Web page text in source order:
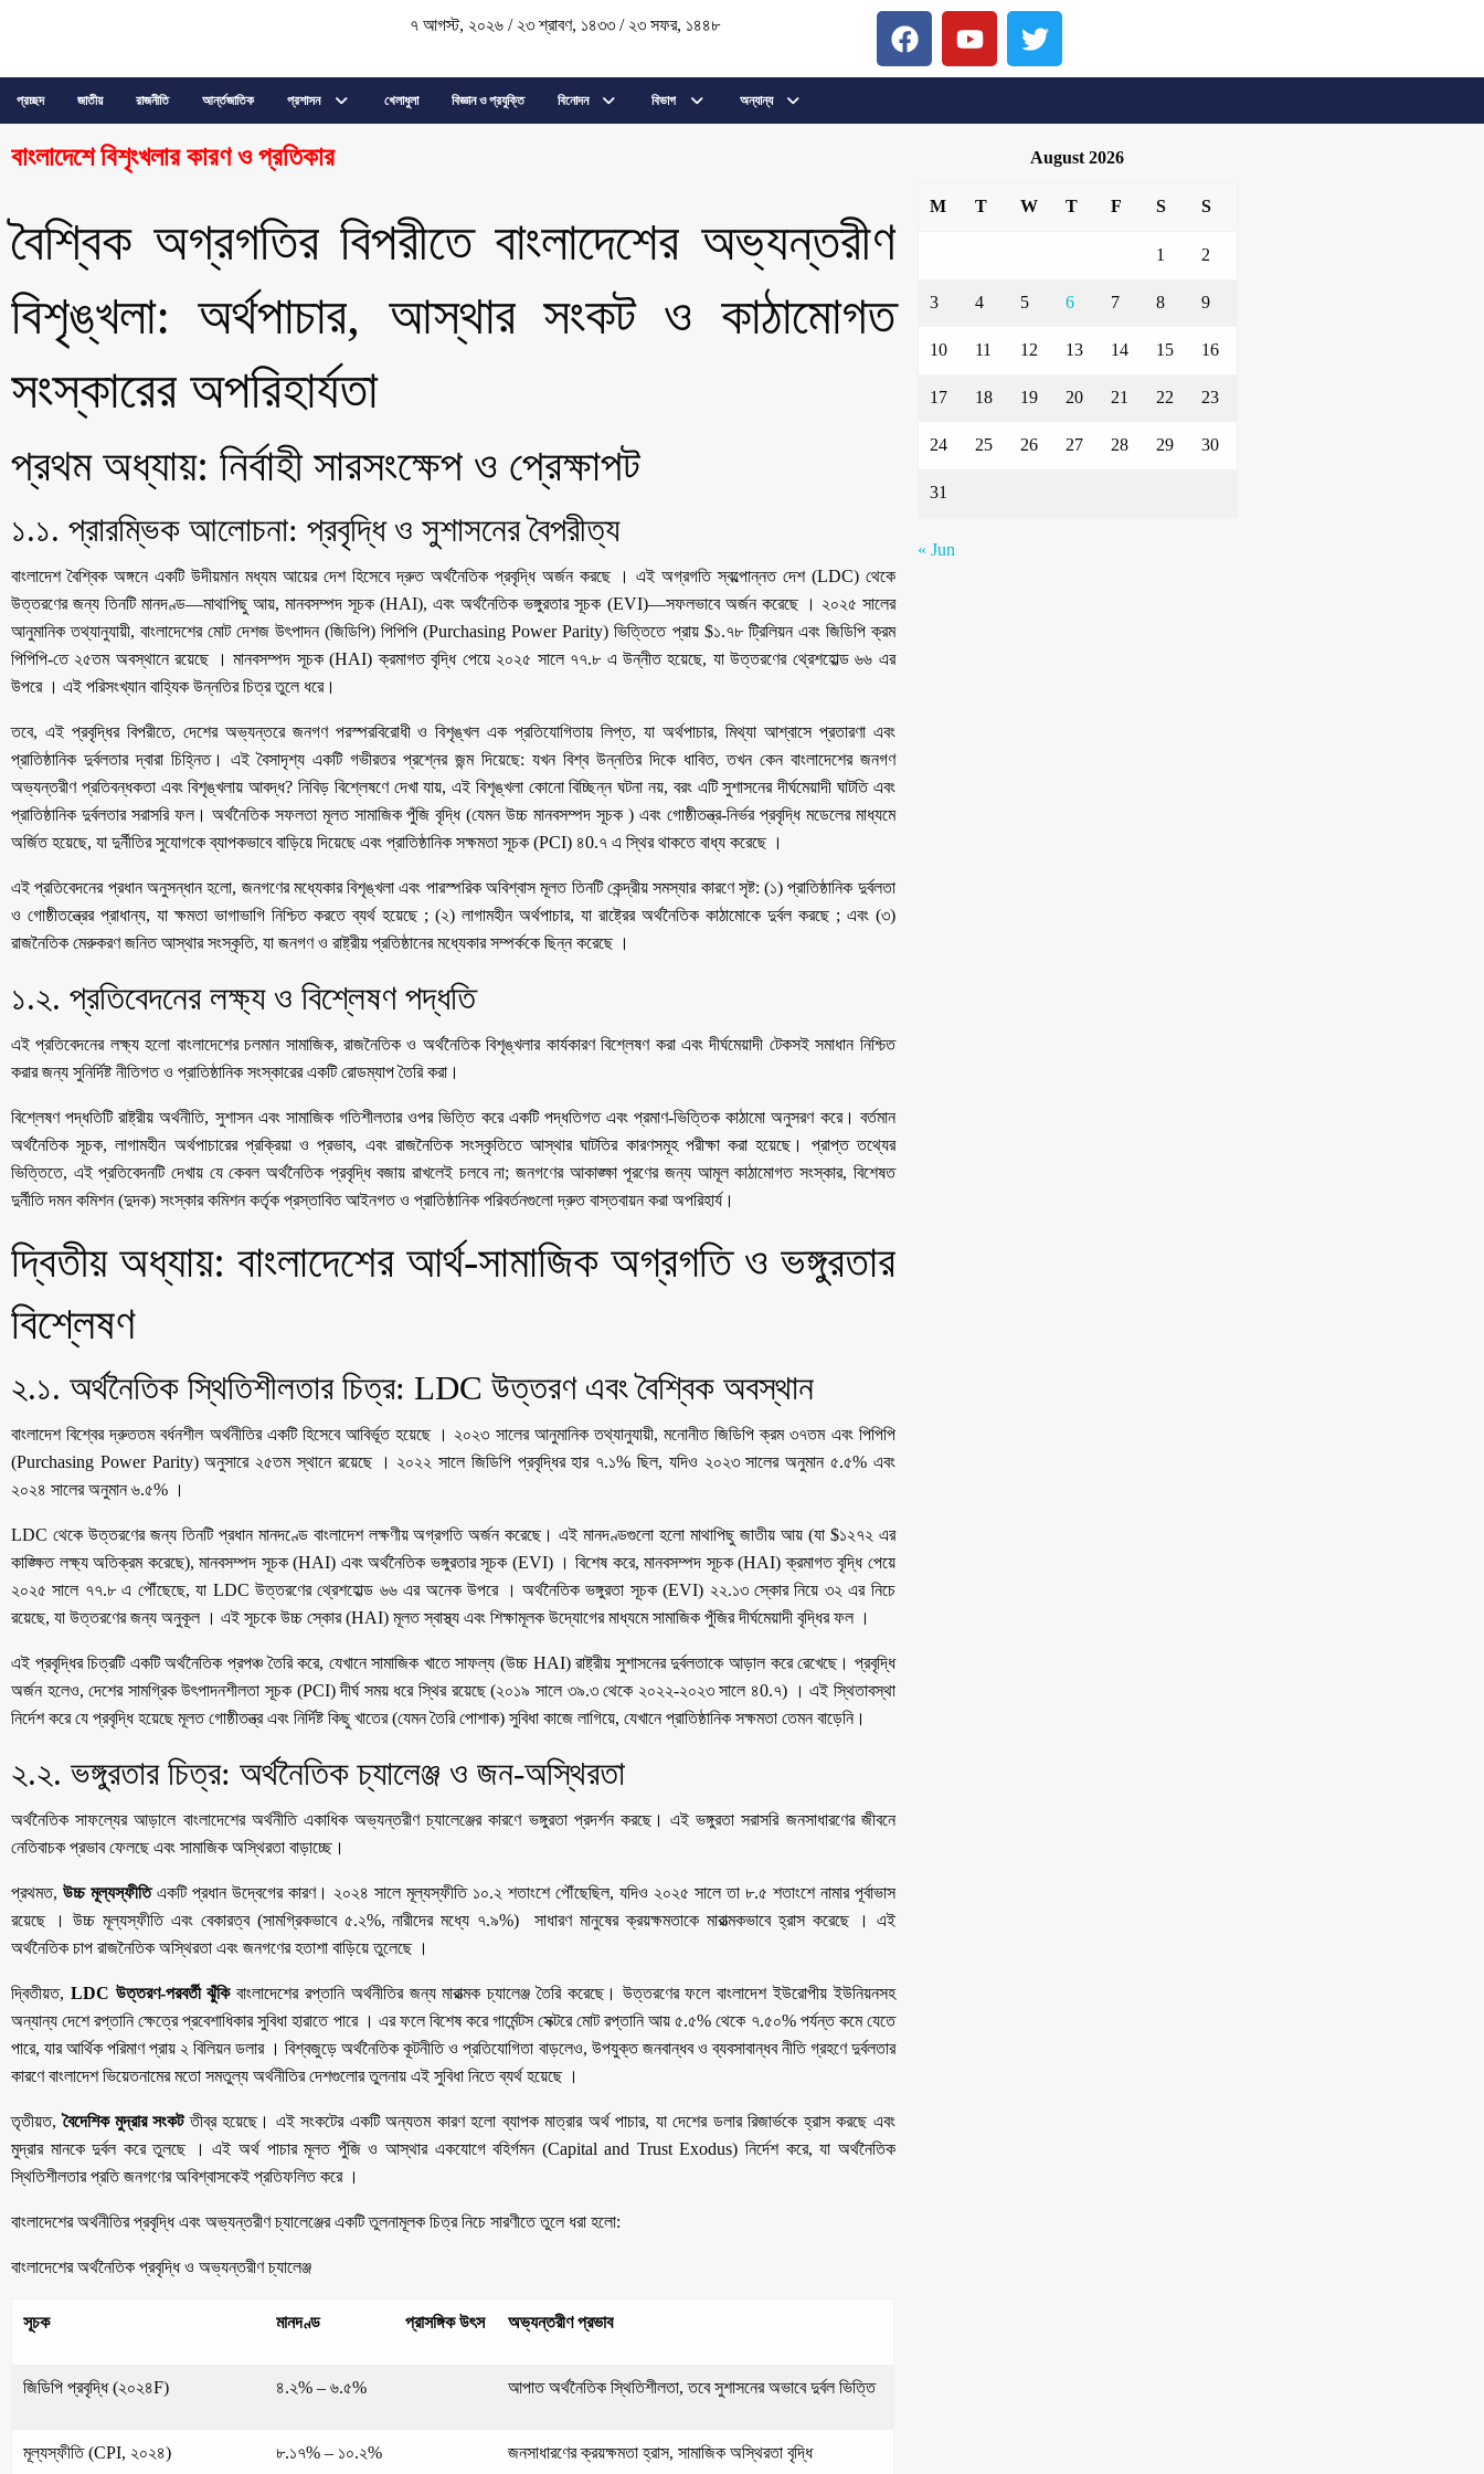
৭ আগস্ট, ২০২৬/ ২৩ শ্রাবণ, ১৪৩৩/ ২৩ সফর, ১৪৪৮
প্রচ্ছদ জাতীয় রাজনীতি আর্ন্তজাতিক প্রশাসন খেলাধুলা বিজ্ঞান ও প্রযুক্তি বিনোদন বিভাগ অন্যান্য
বাংলাদেশে বিশৃংখলার কারণ ও প্রতিকার
বৈশ্বিক অগ্রগতির বিপরীতে বাংলাদেশের অভ্যন্তরীণ
বিশৃঙ্খলা: অর্থপাচার, আস্থার সংকট ও কাঠামোগত
সংস্কারের অপরিহার্যতা
​প্রথম অধ্যায়: নির্বাহী সারসংক্ষেপ ও প্রেক্ষাপট
​১.১. প্রারম্ভিক আলোচনা: প্রবৃদ্ধি ও সুশাসনের বৈপরীত্য
​বাংলাদেশ বৈশ্বিক অঙ্গনে একটি উদীয়মান মধ্যম আয়ের দেশ হিসেবে দ্রুত অর্থনৈতিক প্রবৃদ্ধি অর্জন করছে । এই অগ্রগতি স্বল্পোন্নত দেশ (LDC) থেকে
উত্তরণের জন্য তিনটি মানদণ্ড—মাথাপিছু আয়, মানবসম্পদ সূচক (HAI), এবং অর্থনৈতিক ভঙ্গুরতার সূচক (EVI)—সফলভাবে অর্জন করেছে । ২০২৫ সালের
আনুমানিক তথ্যানুযায়ী, বাংলাদেশের মোট দেশজ উৎপাদন (জিডিপি) পিপিপি (Purchasing Power Parity) ভিত্তিতে প্রায় $১.৭৮ ট্রিলিয়ন এবং জিডিপি ক্রম
পিপিপি-তে ২৫তম অবস্থানে রয়েছে । মানবসম্পদ সূচক (HAI) ক্রমাগত বৃদ্ধি পেয়ে ২০২৫ সালে ৭৭.৮ এ উন্নীত হয়েছে, যা উত্তরণের থ্রেশহোল্ড ৬৬ এর
উপরে । এই পরিসংখ্যান বাহ্যিক উন্নতির চিত্র তুলে ধরে।
​তবে, এই প্রবৃদ্ধির বিপরীতে, দেশের অভ্যন্তরে জনগণ পরস্পরবিরোধী ও বিশৃঙ্খল এক প্রতিযোগিতায় লিপ্ত, যা অর্থপাচার, মিথ্যা আশ্বাসে প্রতারণা এবং
প্রাতিষ্ঠানিক দুর্বলতার দ্বারা চিহ্নিত। এই বৈসাদৃশ্য একটি গভীরতর প্রশ্নের জন্ম দিয়েছে: যখন বিশ্ব উন্নতির দিকে ধাবিত, তখন কেন বাংলাদেশের জনগণ
অভ্যন্তরীণ প্রতিবন্ধকতা এবং বিশৃঙ্খলায় আবদ্ধ? নিবিড় বিশ্লেষণে দেখা যায়, এই বিশৃঙ্খলা কোনো বিচ্ছিন্ন ঘটনা নয়, বরং এটি সুশাসনের দীর্ঘমেয়াদী ঘাটতি এবং
প্রাতিষ্ঠানিক দুর্বলতার সরাসরি ফল। অর্থনৈতিক সফলতা মূলত সামাজিক পুঁজি বৃদ্ধি (যেমন উচ্চ মানবসম্পদ সূচক ) এবং গোষ্ঠীতন্ত্র-নির্ভর প্রবৃদ্ধি মডেলের মাধ্যমে
অর্জিত হয়েছে, যা দুর্নীতির সুযোগকে ব্যাপকভাবে বাড়িয়ে দিয়েছে এবং প্রাতিষ্ঠানিক সক্ষমতা সূচক (PCI) ৪0.৭ এ স্থির থাকতে বাধ্য করেছে ।
​এই প্রতিবেদনের প্রধান অনুসন্ধান হলো, জনগণের মধ্যেকার বিশৃঙ্খলা এবং পারস্পরিক অবিশ্বাস মূলত তিনটি কেন্দ্রীয় সমস্যার কারণে সৃষ্ট: (১) প্রাতিষ্ঠানিক দুর্বলতা
ও গোষ্ঠীতন্ত্রের প্রাধান্য, যা ক্ষমতা ভাগাভাগি নিশ্চিত করতে ব্যর্থ হয়েছে ; (২) লাগামহীন অর্থপাচার, যা রাষ্ট্রের অর্থনৈতিক কাঠামোকে দুর্বল করছে ; এবং (৩)
রাজনৈতিক মেরুকরণ জনিত আস্থার সংস্কৃতি, যা জনগণ ও রাষ্ট্রীয় প্রতিষ্ঠানের মধ্যেকার সম্পর্ককে ছিন্ন করেছে ।
​১.২. প্রতিবেদনের লক্ষ্য ও বিশ্লেষণ পদ্ধতি
​এই প্রতিবেদনের লক্ষ্য হলো বাংলাদেশের চলমান সামাজিক, রাজনৈতিক ও অর্থনৈতিক বিশৃঙ্খলার কার্যকারণ বিশ্লেষণ করা এবং দীর্ঘমেয়াদী টেকসই সমাধান নিশ্চিত
করার জন্য সুনির্দিষ্ট নীতিগত ও প্রাতিষ্ঠানিক সংস্কারের একটি রোডম্যাপ তৈরি করা।
​বিশ্লেষণ পদ্ধতিটি রাষ্ট্রীয় অর্থনীতি, সুশাসন এবং সামাজিক গতিশীলতার ওপর ভিত্তি করে একটি পদ্ধতিগত এবং প্রমাণ-ভিত্তিক কাঠামো অনুসরণ করে। বর্তমান
অর্থনৈতিক সূচক, লাগামহীন অর্থপাচারের প্রক্রিয়া ও প্রভাব, এবং রাজনৈতিক সংস্কৃতিতে আস্থার ঘাটতির কারণসমূহ পরীক্ষা করা হয়েছে। প্রাপ্ত তথ্যের
ভিত্তিতে, এই প্রতিবেদনটি দেখায় যে কেবল অর্থনৈতিক প্রবৃদ্ধি বজায় রাখলেই চলবে না; জনগণের আকাঙ্ক্ষা পূরণের জন্য আমূল কাঠামোগত সংস্কার, বিশেষত
দুর্নীতি দমন কমিশন (দুদক) সংস্কার কমিশন কর্তৃক প্রস্তাবিত আইনগত ও প্রাতিষ্ঠানিক পরিবর্তনগুলো দ্রুত বাস্তবায়ন করা অপরিহার্য।
​দ্বিতীয় অধ্যায়: বাংলাদেশের আর্থ-সামাজিক অগ্রগতি ও ভঙ্গুরতার
বিশ্লেষণ
​২.১. অর্থনৈতিক স্থিতিশীলতার চিত্র: LDC উত্তরণ এবং বৈশ্বিক অবস্থান
​বাংলাদেশ বিশ্বের দ্রুততম বর্ধনশীল অর্থনীতির একটি হিসেবে আবির্ভূত হয়েছে । ২০২৩ সালের আনুমানিক তথ্যানুযায়ী, মনোনীত জিডিপি ক্রম ৩৭তম এবং পিপিপি
(Purchasing Power Parity) অনুসারে ২৫তম স্থানে রয়েছে । ২০২২ সালে জিডিপি প্রবৃদ্ধির হার ৭.১% ছিল, যদিও ২০২৩ সালের অনুমান ৫.৫% এবং
২০২৪ সালের অনুমান ৬.৫% ।
​LDC থেকে উত্তরণের জন্য তিনটি প্রধান মানদণ্ডে বাংলাদেশ লক্ষণীয় অগ্রগতি অর্জন করেছে। এই মানদণ্ডগুলো হলো মাথাপিছু জাতীয় আয় (যা $১২৭২ এর
কাঙ্ক্ষিত লক্ষ্য অতিক্রম করেছে), মানবসম্পদ সূচক (HAI) এবং অর্থনৈতিক ভঙ্গুরতার সূচক (EVI) । বিশেষ করে, মানবসম্পদ সূচক (HAI) ক্রমাগত বৃদ্ধি পেয়ে
২০২৫ সালে ৭৭.৮ এ পৌঁছেছে, যা LDC উত্তরণের থ্রেশহোল্ড ৬৬ এর অনেক উপরে । অর্থনৈতিক ভঙ্গুরতা সূচক (EVI) ২২.১৩ স্কোর নিয়ে ৩২ এর নিচে
রয়েছে, যা উত্তরণের জন্য অনুকূল । এই সূচকে উচ্চ স্কোর (HAI) মূলত স্বাস্থ্য এবং শিক্ষামূলক উদ্যোগের মাধ্যমে সামাজিক পুঁজির দীর্ঘমেয়াদী বৃদ্ধির ফল ।
​এই প্রবৃদ্ধির চিত্রটি একটি অর্থনৈতিক প্রপঞ্চ তৈরি করে, যেখানে সামাজিক খাতে সাফল্য (উচ্চ HAI) রাষ্ট্রীয় সুশাসনের দুর্বলতাকে আড়াল করে রেখেছে। প্রবৃদ্ধি
অর্জন হলেও, দেশের সামগ্রিক উৎপাদনশীলতা সূচক (PCI) দীর্ঘ সময় ধরে স্থির রয়েছে (২০১৯ সালে ৩৯.৩ থেকে ২০২২-২০২৩ সালে ৪0.৭) । এই স্থিতাবস্থা
নির্দেশ করে যে প্রবৃদ্ধি হয়েছে মূলত গোষ্ঠীতন্ত্র এবং নির্দিষ্ট কিছু খাতের (যেমন তৈরি পোশাক) সুবিধা কাজে লাগিয়ে, যেখানে প্রাতিষ্ঠানিক সক্ষমতা তেমন বাড়েনি।
​২.২. ভঙ্গুরতার চিত্র: অর্থনৈতিক চ্যালেঞ্জ ও জন-অস্থিরতা
​অর্থনৈতিক সাফল্যের আড়ালে বাংলাদেশের অর্থনীতি একাধিক অভ্যন্তরীণ চ্যালেঞ্জের কারণে ভঙ্গুরতা প্রদর্শন করছে। এই ভঙ্গুরতা সরাসরি জনসাধারণের জীবনে
নেতিবাচক প্রভাব ফেলছে এবং সামাজিক অস্থিরতা বাড়াচ্ছে।
​প্রথমত, উচ্চ মূল্যস্ফীতিএকটি প্রধান উদ্বেগের কারণ। ২০২৪ সালে মূল্যস্ফীতি ১০.২ শতাংশে পৌঁছেছিল, যদিও ২০২৫ সালে তা ৮.৫ শতাংশে নামার পূর্বাভাস
রয়েছে । উচ্চ মূল্যস্ফীতি এবং বেকারত্ব (সামগ্রিকভাবে ৫.২%, নারীদের মধ্যে ৭.৯%) সাধারণ মানুষের ক্রয়ক্ষমতাকে মারাত্মকভাবে হ্রাস করেছে । এই
অর্থনৈতিক চাপ রাজনৈতিক অস্থিরতা এবং জনগণের হতাশা বাড়িয়ে তুলেছে ।
​দ্বিতীয়ত, LDC উত্তরণ-পরবর্তী ঝুঁকিবাংলাদেশের রপ্তানি অর্থনীতির জন্য মারাত্মক চ্যালেঞ্জ তৈরি করেছে। উত্তরণের ফলে বাংলাদেশ ইউরোপীয় ইউনিয়নসহ
অন্যান্য দেশে রপ্তানি ক্ষেত্রে প্রবেশাধিকার সুবিধা হারাতে পারে । এর ফলে বিশেষ করে গার্মেন্টস সেক্টরে মোট রপ্তানি আয় ৫.৫% থেকে ৭.৫০% পর্যন্ত কমে যেতে
পারে, যার আর্থিক পরিমাণ প্রায় ২ বিলিয়ন ডলার । বিশ্বজুড়ে অর্থনৈতিক কূটনীতি ও প্রতিযোগিতা বাড়লেও, উপযুক্ত জনবান্ধব ও ব্যবসাবান্ধব নীতি গ্রহণে দুর্বলতার
কারণে বাংলাদেশ ভিয়েতনামের মতো সমতুল্য অর্থনীতির দেশগুলোর তুলনায় এই সুবিধা নিতে ব্যর্থ হয়েছে ।
​তৃতীয়ত,বৈদেশিক মুদ্রার সংকটতীব্র হয়েছে। এই সংকটের একটি অন্যতম কারণ হলো ব্যাপক মাত্রার অর্থ পাচার, যা দেশের ডলার রিজার্ভকে হ্রাস করছে এবং
মুদ্রার মানকে দুর্বল করে তুলছে । এই অর্থ পাচার মূলত পুঁজি ও আস্থার একযোগে বহির্গমন (Capital and Trust Exodus) নির্দেশ করে, যা অর্থনৈতিক
স্থিতিশীলতার প্রতি জনগণের অবিশ্বাসকেই প্রতিফলিত করে ।
​বাংলাদেশের অর্থনীতির প্রবৃদ্ধি এবং অভ্যন্তরীণ চ্যালেঞ্জের একটি তুলনামূলক চিত্র নিচে সারণীতে তুলে ধরা হলো:
​বাংলাদেশের অর্থনৈতিক প্রবৃদ্ধি ও অভ্যন্তরীণ চ্যালেঞ্জ
সূচক মানদণ্ড প্রাসঙ্গিক উৎস অভ্যন্তরীণ প্রভাব
জিডিপি প্রবৃদ্ধি (২০২৪F) ৪.২% – ৬.৫% আপাত অর্থনৈতিক স্থিতিশীলতা, তবে সুশাসনের অভাবে দুর্বল ভিত্তি
মূল্যস্ফীতি (CPI, ২০২৪) ৮.১৭% – ১০.২% জনসাধারণের ক্রয়ক্ষমতা হ্রাস, সামাজিক অস্থিরতা বৃদ্ধি
August 2026
M T W T F S S
1 2
3 4 5 6 7 8 9
10 11 12 13 14 15 16
17 18 19 20 21 22 23
24 25 26 27 28 29 30
31
« Jun